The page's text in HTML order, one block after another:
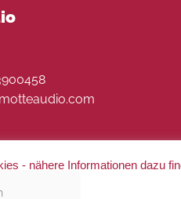
- nähere Informationen dazu